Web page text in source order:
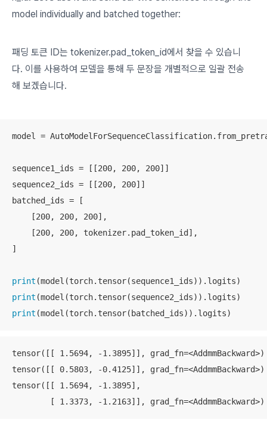
model individually and batched together:
패딩 토큰 ID는 tokenizer.pad_token_id에서 찾을 수 있습니
다. 이를 사용하여 모델을 통해 두 문장을 개별적으로 일괄 전송
해 보겠습니다.
model =
sequence1_ids = [[200, 200, 200]]
sequence2_ids = [[200, 200]]
batched_ids = [
    [200, 200, 200],
    [200, 200, tokenizer.pad_token_id],
]
print
print
print (model(torch.tensor(batched_ids)).logits)
tensor([[ 1.5694, -1.3895]], grad_fn=<AddmmBackward>)
tensor([[ 0.5803, -0.4125]], grad_fn=<AddmmBackward>)
tensor([[ 1.5694, -1.3895],
        [ 1.3373, -1.2163]], grad_fn=<AddmmBackward>)